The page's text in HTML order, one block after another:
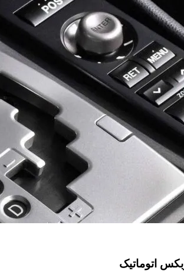
اتوماتیک